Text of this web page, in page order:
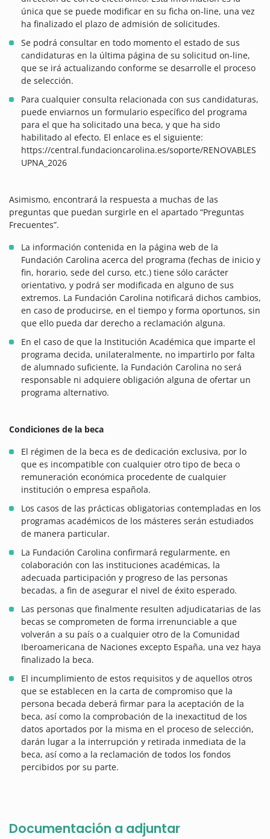
única que se puede modificar en su ficha on-line, una vez
ha finalizado el plazo de admisión de solicitudes.
Se podrá consultar en todo momento el estado de sus
candidaturas en la última página de su solicitud on-line,
que se irá actualizando conforme se desarrolle el proceso
de selección.
Para cualquier consulta relacionada con sus candidaturas,
puede enviarnos un formulario específico del programa
para el que ha solicitado una beca, y que ha sido
habilitado al efecto. El enlace es el siguiente:
https://central.fundacioncarolina.es/soporte/RENOVABLES
UPNA_2026
Asimismo, encontrará la respuesta a muchas de las
preguntas que puedan surgirle en el apartado “Preguntas
Frecuentes”.
La información contenida en la página web de la
Fundación Carolina acerca del programa (fechas de inicio y
fin, horario, sede del curso, etc.) tiene sólo carácter
orientativo, y podrá ser modificada en alguno de sus
extremos. La Fundación Carolina notificará dichos cambios,
en caso de producirse, en el tiempo y forma oportunos, sin
que ello pueda dar derecho a reclamación alguna.
En el caso de que la Institución Académica que imparte el
programa decida, unilateralmente, no impartirlo por falta
de alumnado suficiente, la Fundación Carolina no será
responsable ni adquiere obligación alguna de ofertar un
programa alternativo.
Condiciones de la beca
El régimen de la beca es de dedicación exclusiva, por lo
que es incompatible con cualquier otro tipo de beca o
remuneración económica procedente de cualquier
institución o empresa española.
Los casos de las prácticas obligatorias contempladas en los
programas académicos de los másteres serán estudiados
de manera particular.
La Fundación Carolina confirmará regularmente, en
colaboración con las instituciones académicas, la
adecuada participación y progreso de las personas
becadas, a fin de asegurar el nivel de éxito esperado.
Las personas que finalmente resulten adjudicatarias de las
becas se comprometen de forma irrenunciable a que
volverán a su país o a cualquier otro de la Comunidad
Iberoamericana de Naciones excepto España, una vez haya
finalizado la beca.
El incumplimiento de estos requisitos y de aquellos otros
que se establecen en la carta de compromiso que la
persona becada deberá firmar para la aceptación de la
beca, así como la comprobación de la inexactitud de los
datos aportados por la misma en el proceso de selección,
darán lugar a la interrupción y retirada inmediata de la
beca, así como a la reclamación de todos los fondos
percibidos por su parte.
Documentación a adjuntar